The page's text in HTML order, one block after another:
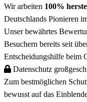
Wir arbeiten 100%
Deutschlands Pionieren
Unser bewährtes
Besuchern bereits seit
Entscheidungshilfe beim
Datenschutz
Zum bestmöglichen
bewusst auf das